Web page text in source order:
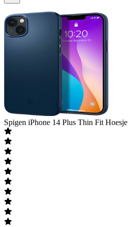
Spigen iPhone 14 Plus Thin Fit Hoesje